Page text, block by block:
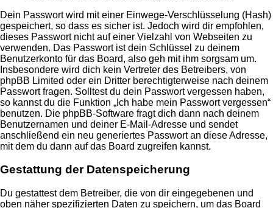
Dein Passwort wird mit einer Einwege-Verschlüsselung (Hash)
gespeichert, so dass es sicher ist. Jedoch wird dir empfohlen,
dieses Passwort nicht auf einer Vielzahl von Webseiten zu
verwenden. Das Passwort ist dein Schlüssel zu deinem
Benutzerkonto für das Board, also geh mit ihm sorgsam um.
Insbesondere wird dich kein Vertreter des Betreibers, von
phpBB Limited oder ein Dritter berechtigterweise nach deinem
Passwort fragen. Solltest du dein Passwort vergessen haben,
so kannst du die Funktion „Ich habe mein Passwort vergessen“
benutzen. Die phpBB-Software fragt dich dann nach deinem
Benutzernamen und deiner E-Mail-Adresse und sendet
anschließend ein neu generiertes Passwort an diese Adresse,
mit dem du dann auf das Board zugreifen kannst.
Gestattung der Datenspeicherung
Du gestattest dem Betreiber, die von dir eingegebenen und
oben näher spezifizierten Daten zu speichern, um das Board